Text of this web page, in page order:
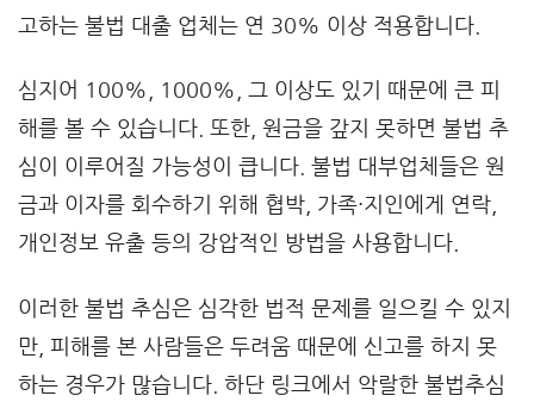
고하는 불법 대출 업체는 연 30% 이상 적용합니다.
심지어 100%, 1000%, 그 이상도 있기 때문에 큰 피
해를 볼 수 있습니다. 또한, 원금을 갚지 못하면 불법 추
심이 이루어질 가능성이 큽니다. 불법 대부업체들은 원
금과 이자를 회수하기 위해 협박, 가족·지인에게 연락,
개인정보 유출 등의 강압적인 방법을 사용합니다.
이러한 불법 추심은 심각한 법적 문제를 일으킬 수 있지
만, 피해를 본 사람들은 두려움 때문에 신고를 하지 못
하는 경우가 많습니다. 하단 링크에서 악랄한 불법추심